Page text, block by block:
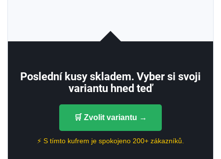
Poslední kusy skladem. Vyber si svoji
variantu hned teď
🛒 Zvolit variantu →
⚡ S tímto kufrem je spokojeno 200+ zákazníků.